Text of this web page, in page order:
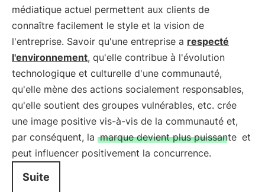
médiatique actuel permettent aux clients de
connaître facilement le style et la vision de
l'entreprise. Savoir qu'une entreprise a respecté
l'environnement, qu'elle contribue à l'évolution
technologique et culturelle d'une communauté,
qu'elle mène des actions socialement responsables,
qu'elle soutient des groupes vulnérables, etc. crée
une image positive vis-à-vis de la communauté et,
par conséquent, la marque devient plus puissante et
peut influencer positivement la concurrence.
Suite